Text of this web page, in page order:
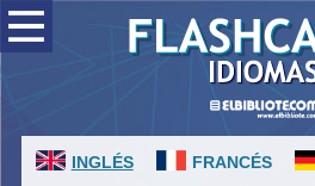
INGLÉS FRANCÉS